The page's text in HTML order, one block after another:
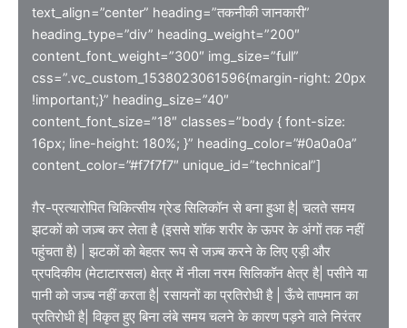
text_align=”center” heading=”तकनीकी जानकारी”
heading_type=”div” heading_weight=”200″
content_font_weight=”300″ img_size=”full”
css=”.vc_custom_1538023061596{margin-right: 20px
!important;}” heading_size=”40″
content_font_size=”18″ classes=”body { font-size:
16px; line-height: 180%; }” heading_color=”#0a0a0a”
content_color=”#f7f7f7″ unique_id=”technical”]
ग़ैर-प्रत्यारोपित चिकित्सीय ग्रेड सिलिकॉन से बना हुआ है| चलते समय
झटकों को जज़्ब कर लेता है (इससे शॉक शरीर के ऊपर के अंगों तक नहीं
पहुंचता है) | झटकों को बेहतर रूप से जज़्ब करने के लिए एड़ी और
प्रपदिकीय (मेटाटारसल) क्षेत्र में नीला नरम सिलिकॉन क्षेत्र है| पसीने या
पानी को जज़्ब नहीं करता है| रसायनों का प्रतिरोधी है | ऊँचे तापमान का
प्रतिरोधी है| विकृत हुए बिना लंबे समय चलने के कारण पड़ने वाले निरंतर